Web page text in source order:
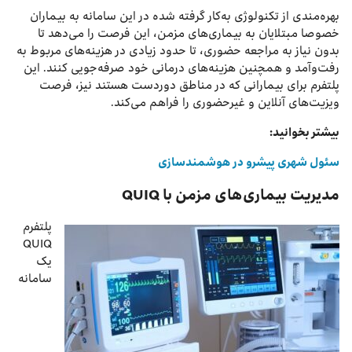
بهره‌مندی از تکنولوژی به‌کار گرفته شده در این سامانه به بیماران
خصوصا مبتلایان به بیماری‌های مزمن، این فرصت را می‌دهد تا
بدون نیاز به مراجعه حضوری، تا حدود زیادی در هزینه‌های مربوط به
رفت‌وآمد و همچنین هزینه‌های درمانی خود صرفه‌جویی کنند. این
پلتفرم برای بیمارانی که در مناطق دوردست هستند نیز، فرصت
ویزیت‌های آنلاین و غیرحضوری را فراهم می‌کند.
بیشتر بخوانید:
سئول شهری پیشرو در هوشمندسازی
مدیریت بیماری‌های مزمن با QUIQ
پلتفرم
QUIQ
یک
سامانه